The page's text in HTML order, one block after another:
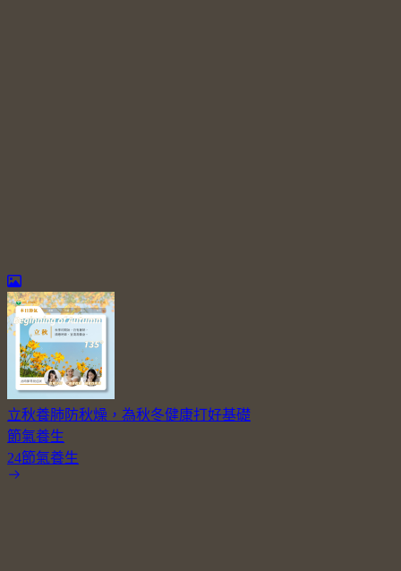
立秋養肺防秋燥，為秋冬健康打好基礎
節氣養生
24節氣養生